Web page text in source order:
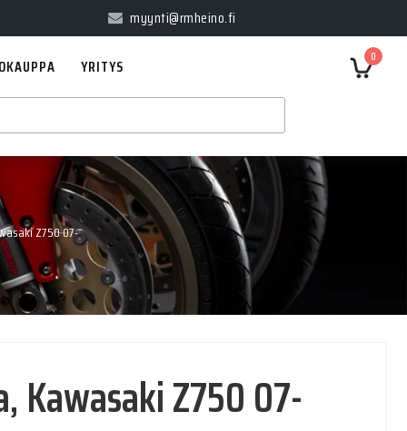
myynti@rmheino.fi
0
YRITYS
Z750 07-
Kawasaki Z750 07-